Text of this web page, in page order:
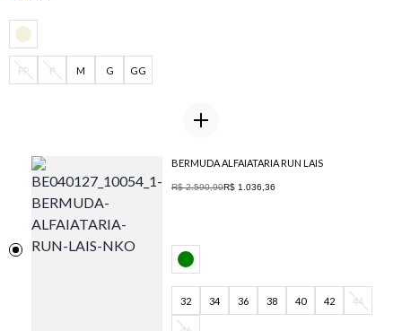
PP P M G GG
BERMUDA ALFAIATARIA RUN LAIS
R$ 2.590,90R$ 1.036,36
32 34 36 38 40 42 44